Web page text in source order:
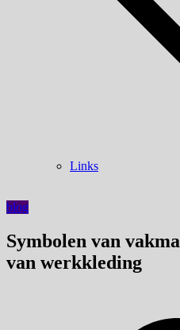
Links
blog
Symbolen van
van werkkleding